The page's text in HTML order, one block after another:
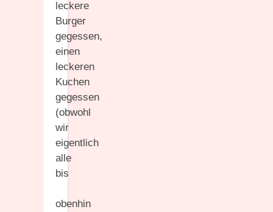
leckere
Burger
gegessen,
einen
leckeren
Kuchen
gegessen
(obwohl
wir
eigentlich
alle
bis
obenhin